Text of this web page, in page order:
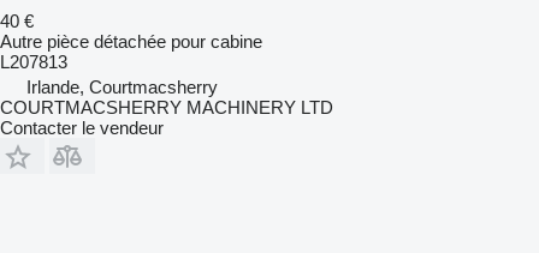
40 €
Autre pièce détachée pour cabine
L207813
Irlande, Courtmacsherry
COURTMACSHERRY MACHINERY LTD
Contacter le vendeur